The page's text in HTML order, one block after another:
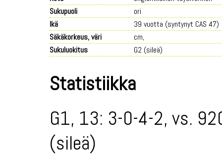
Sukupuoli
ori
Ikä
39 vuotta (syntynyt CAS 47)
Säkäkorkeus, väri
cm,
Sukuluokitus
G2 (sileä)
Statistiikka
G1, 13: 3-0-4-2, vs.
(sileä)